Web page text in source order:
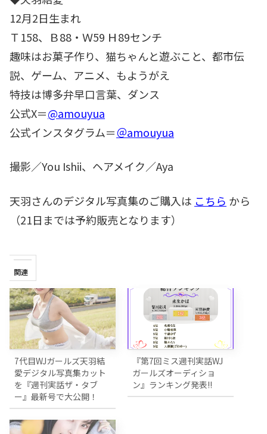
12月2日生まれ
Ｔ158、Ｂ88・Ｗ59 Ｈ89センチ
趣味はお菓子作り、猫ちゃんと遊ぶこと、都市伝
説、ゲーム、アニメ、もようがえ
特技は博多弁早口言葉、ダンス
公式X＝@amouyua
公式インスタグラム＝＠amouyua
撮影／You Ishii、ヘアメイク／Aya
天羽さんのデジタル写真集のご購入は こちら から
（21日までは予約販売となります）
関連
7代目WJガールズ天羽結
愛デジタル写真集カット
を『週刊実話ザ・タブ
ー』最新号で大公開！
『第7回ミス週刊実話WJ
ガールズオーディショ
ン』ランキング発表!!